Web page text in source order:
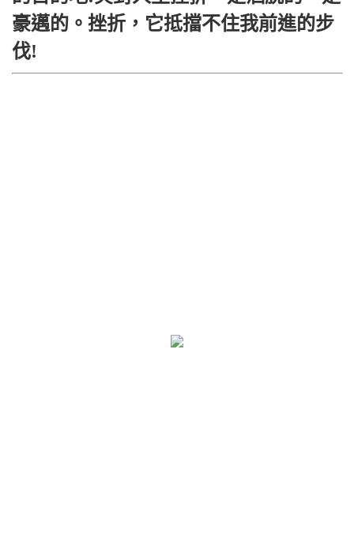
豪邁的。挫折，它抵擋不住我前進的步
伐!